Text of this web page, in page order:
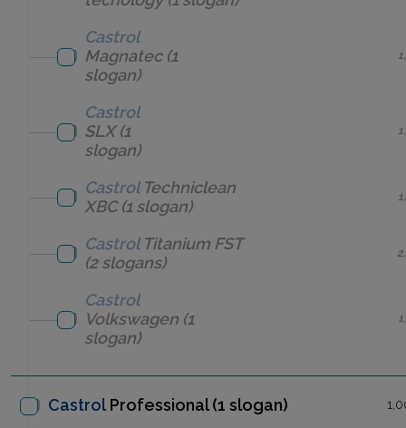
Castrol
Magnatec(1
slogan)
Castrol
SLX(1
slogan)
Castrol Techniclean
XBC(1 slogan)
Castrol Titanium FST
(2 slogans)
Castrol
Volkswagen (1
slogan)
Castrol Professional(1 slogan)